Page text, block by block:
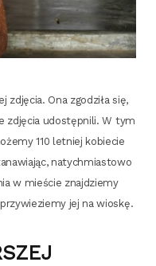
zdję­cia. Ona zgo­dzi­ła się,
zdję­cia udo­stęp­ni­li. W tym
110 let­niej kobie­cie
natych­mia­sto­wo
w mie­ście znaj­dzie­my
jej na wioskę.